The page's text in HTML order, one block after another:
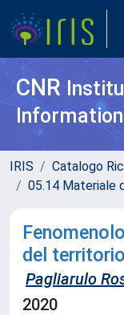
CNR
IRIS Catalogo
05.14 Materiale
del
Pagliarulo
2020